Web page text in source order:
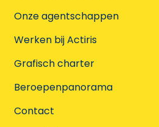
Onze agentschappen
Werken bij Actiris
Grafisch charter
Beroepenpanorama
Contact